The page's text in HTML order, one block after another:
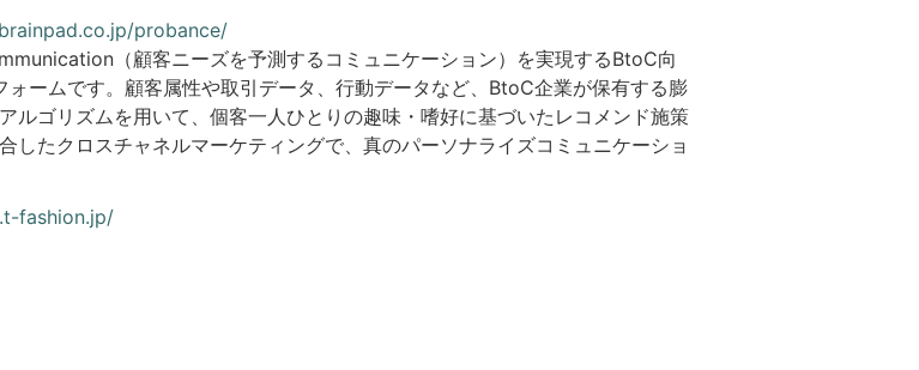
probance/
（顧客ニーズを予測するコミュニケーション）を実現するBtoC向
ームです。顧客属性や取引データ、行動データなど、BtoC企業が保有する膨
ルゴリズムを用いて、個客一人ひとりの趣味・嗜好に基づいたレコメンド施策
したクロスチャネルマーケティングで、真のパーソナライズコミュニケーショ
fashion.jp/